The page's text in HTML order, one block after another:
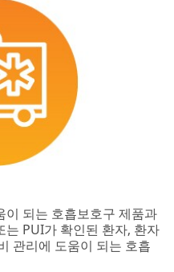
이 되는 호흡보호구 제품과
는 PUI가 확인된 환자, 환자
관리에 도움이 되는 호흡